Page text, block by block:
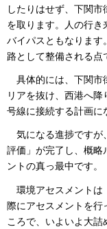
したりはせず、下関
を取ります。人の行
バイパスともなります
路として整備される点
具体的には、下関市
リアを抜け、西港へ
号線に接続する計画に
気になる進捗ですが
評価」が完了し、概略
ントの真っ最中です。
環境アセスメントは
際にアセスメントを行
ころで、いよいよ大詰